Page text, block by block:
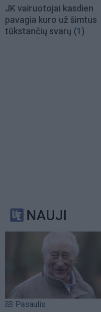
JK vairuotojai kasdien
pavagia kuro už šimtus
tūkstančių svarų (1)
NAUJI
Pasaulis